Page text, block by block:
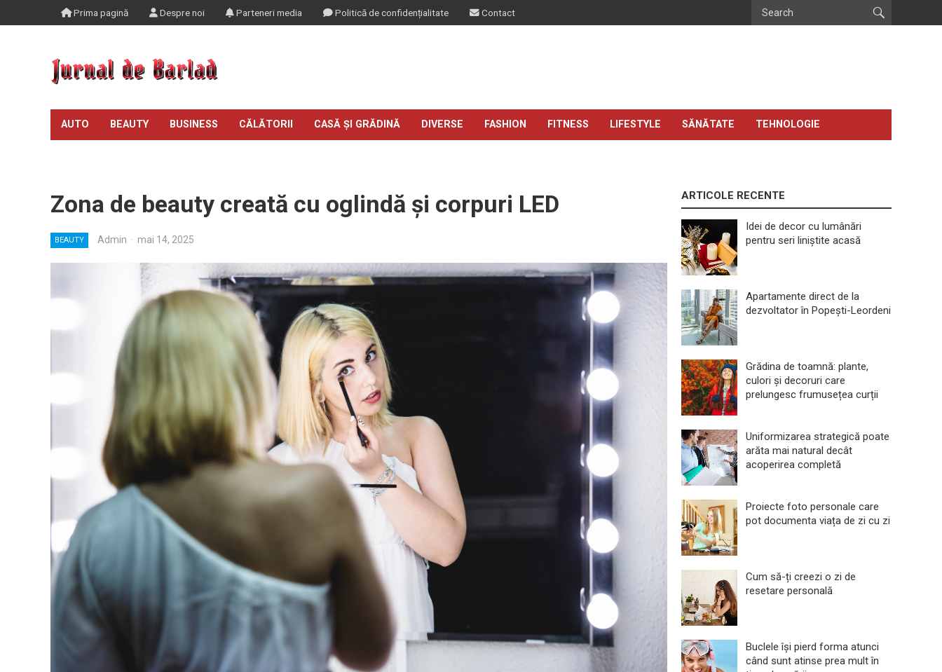
Prima pagină Despre noi Parteneri media Politică de confidențialitate Contact
AUTO BEAUTY BUSINESS CĂLĂTORII CASĂ ȘI GRĂDINĂ DIVERSE FASHION FITNESS LIFESTYLE SĂNĂTATE TEHNOLOGIE
Zona de beauty creată cu oglindă și corpuri LED
BEAUTY Admin · mai 14, 2025
ARTICOLE RECENTE
Idei de decor cu lumânări
pentru seri liniștite acasă
Apartamente direct de la
dezvoltator în Popești-Leordeni
Grădina de toamnă: plante,
culori și decoruri care
prelungesc frumusețea curții
Uniformizarea strategică poate
arăta mai natural decât
acoperirea completă
Proiecte foto personale care
pot documenta viața de zi cu zi
Cum să-ți creezi o zi de
resetare personală
Buclele își pierd forma atunci
când sunt atinse prea mult în